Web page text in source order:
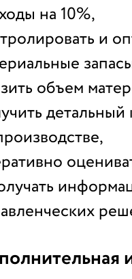
на 10%,
и
объем